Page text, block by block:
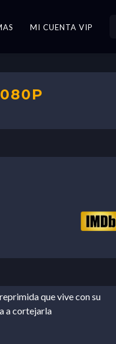
MI CUENTA VIP
que vive con su
a cortejarla